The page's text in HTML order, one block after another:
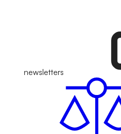
newsletters